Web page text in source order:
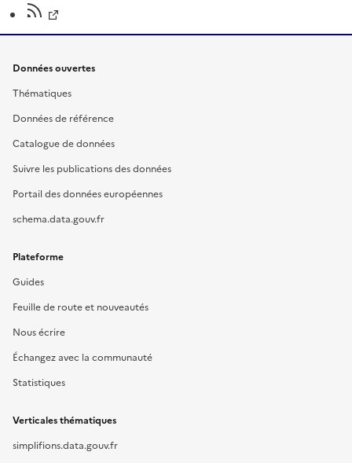
Données ouvertes
Thématiques
Données de référence
Catalogue de données
Suivre les publications des données
Portail des données européennes
schema.data.gouv.fr
Plateforme
Guides
Feuille de route et nouveautés
Nous écrire
Échangez avec la communauté
Statistiques
Verticales thématiques
simplifions.data.gouv.fr